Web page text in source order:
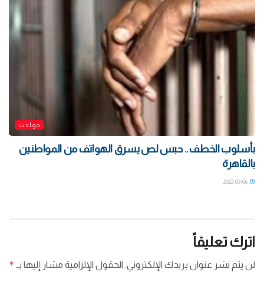
حوادث
بأسلوب الخطف .. حبس لص يسرق الهواتف من المواطنين
بالقاهرة
اترك تعليقاً
لن يتم نشر عنوان بريدك الإلكتروني. الحقول الإلزامية مشار إليها بـ *